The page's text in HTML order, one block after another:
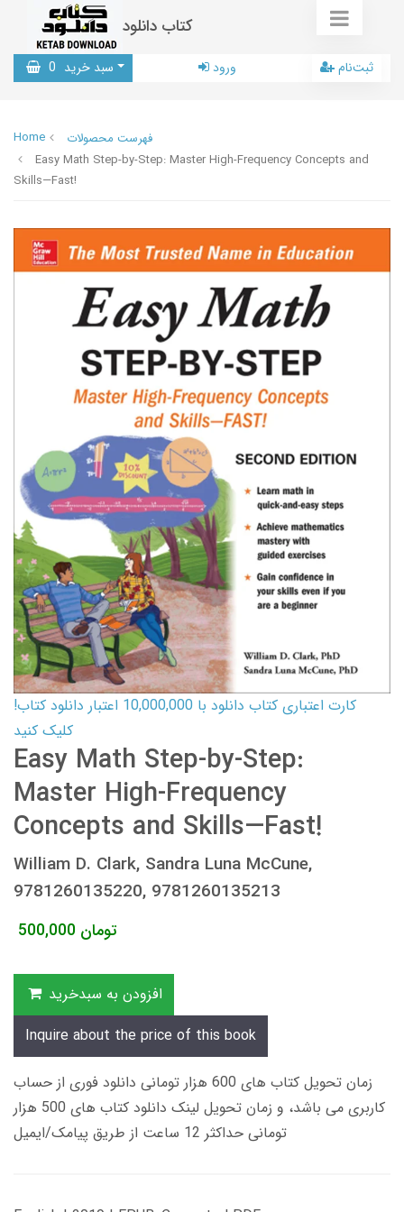
کتاب دانلود
سبد خرید 0 ورود ثبت‌نام
Home
فهرست محصولات
Easy Math Step-by-Step: Master High-Frequency Concepts and
Skills—Fast!
کارت اعتباری کتاب دانلود با 10,000,000 اعتبار دانلود کتاب!
کلیک کنید
Easy Math Step-by-Step:
Master High-Frequency
Concepts and Skills—Fast!
William D. Clark, Sandra Luna McCune,
9781260135220, 9781260135213
500,000 تومان
افزودن به سبدخرید
Inquire about the price of this book
زمان تحویل کتاب های 600 هزار تومانی دانلود فوری از حساب
کاربری می باشد، و زمان تحویل لینک دانلود کتاب های 500 هزار
تومانی حداکثر 12 ساعت از طریق پیامک/ایمیل